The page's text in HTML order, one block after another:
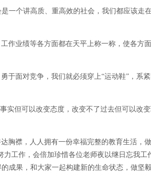
一个讲高质、重高效的社会，我们都应该走
作业绩等各方面都在天平上称一称，使各方
于面对竞争，我们就必须穿上“运动鞋”，系
实但可以改变态度，改变不了过去但可以改
胸襟，人人拥有一份幸福完整的教育生活，
力工作，会倍加珍惜各位老师夜以继日忘我工
成果，和大家一起构建新的生命状态，做坚